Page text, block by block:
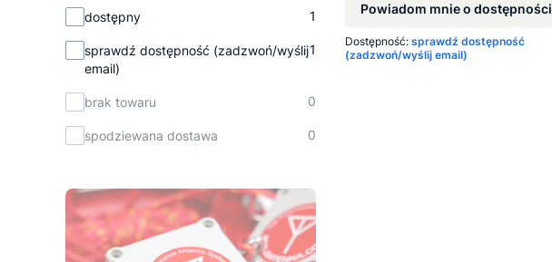
Dostępność
dostępny 1
sprawdź dostępność (zadzwoń/wyślij
email)
1
brak towaru 0
spodziewana dostawa 0
Powiadom mnie o dostępności
Dostępność: sprawdź dostępność
(zadzwoń/wyślij email)